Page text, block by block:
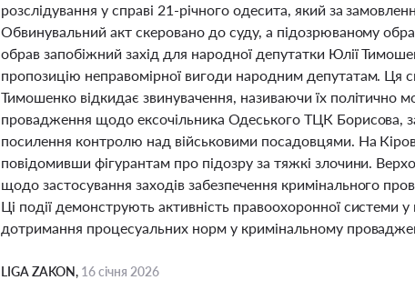
розслідування у справі 21-річного одесита, який за
Обвинувальний акт скеровано до суду, а підозрюваному
обрав запобіжний захід для народної депутатки Юлії
пропозицію неправомірної вигоди народним депутатам. Ця
Тимошенко відкидає звинувачення, називаючи їх політично
провадження щодо ексочільника Одеського ТЦК Борисова,
посилення контролю над військовими посадовцями. На
повідомивши фігурантам про підозру за тяжкі злочини.
щодо застосування заходів забезпечення кримінального
Ці події демонструють активність правоохоронної системи
дотримання процесуальних норм у кримінальному
LIGA ZAKON, 16 січня 2026